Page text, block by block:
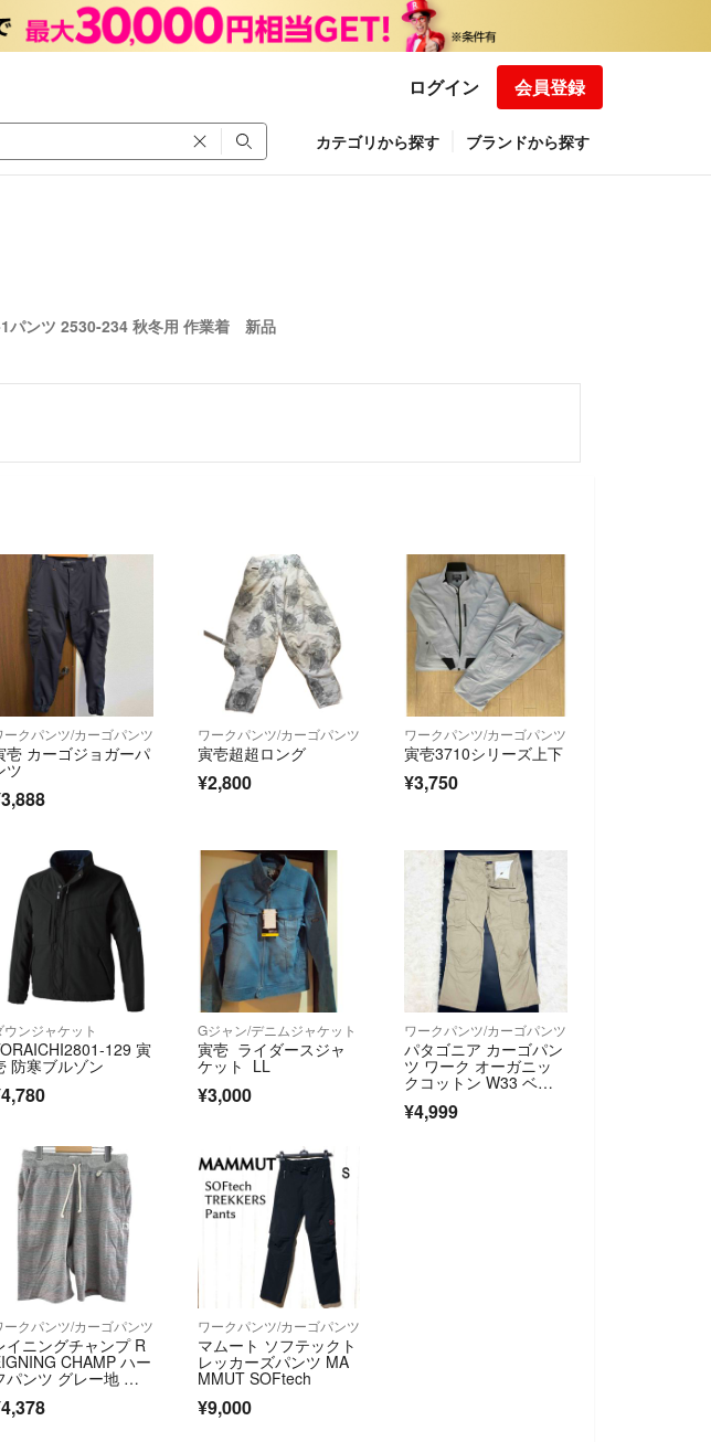
ログイン 会員登録
カテゴリから探す ブランドから探す
パンツ 2530-234 秋冬用 作業着 新品
ークパンツ/カーゴパンツ
壱 カーゴジョガーパ
ツ
ワークパンツ/カーゴパンツ
寅壱超超ロング
¥2,800
ワークパンツ/カーゴパンツ
寅壱3710シリーズ上下
¥3,750
ウンジャケット
129 寅
防寒ブルゾン
Gジャン/デニムジャケット
寅壱 ライダースジャ
ケット LL
¥3,000
ワークパンツ/カーゴパンツ
パタゴニア カーゴパン
ツ ワーク オーガニッ
クコットン W33 ベー
ライ メンズ ボトム
¥4,999
ークパンツ/カーゴパンツ
イニングチャンプ R
CHAMP ハー
パンツ グレー地 レ
メンズ
ワークパンツ/カーゴパンツ
マムート ソフテックト
レッカーズパンツ MA
MMUT SOFtech
¥9,000